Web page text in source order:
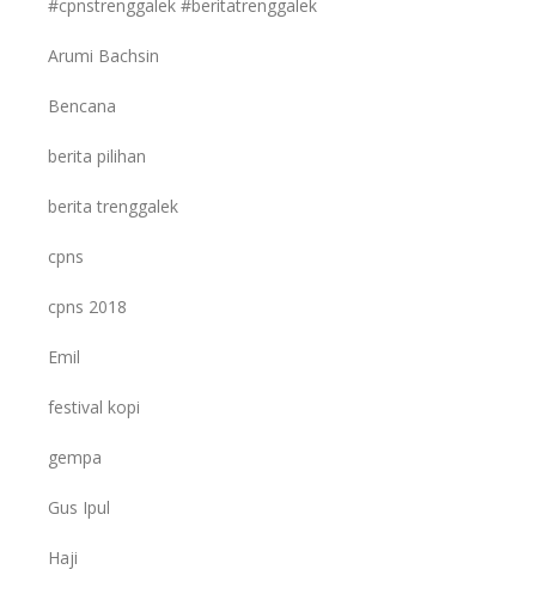
#cpnstrenggalek #beritatrenggalek
Arumi Bachsin
Bencana
berita pilihan
berita trenggalek
cpns
cpns 2018
Emil
festival kopi
gempa
Gus Ipul
Haji